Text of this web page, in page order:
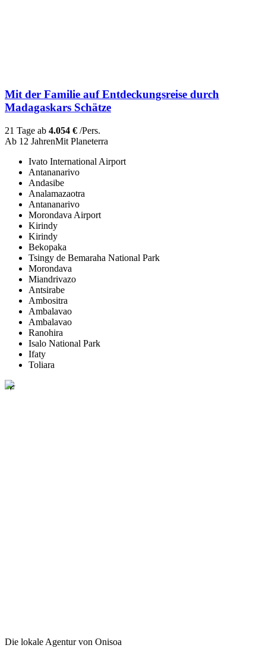
Mit der Familie auf Entdeckungsreise durch
Madagaskars Schätze
21 Tage ab 4.054 € /Pers.
Ab 12 JahrenMit Planeterra
Ivato International Airport
Antananarivo
Andasibe
Analamazaotra
Antananarivo
Morondava Airport
Kirindy
Kirindy
Bekopaka
Tsingy de Bemaraha National Park
Morondava
Miandrivazo
Antsirabe
Ambositra
Ambalavao
Ambalavao
Ranohira
Isalo National Park
Ifaty
Toliara
Die lokale Agentur von Onisoa